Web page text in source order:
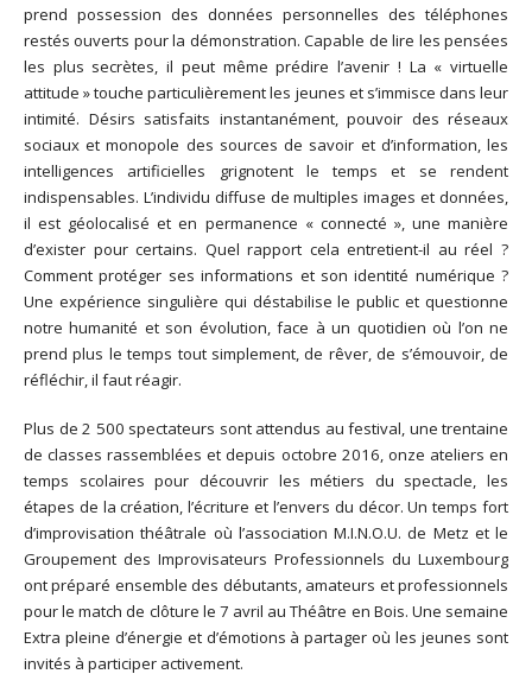
prend possession des données personnelles des téléphones
restés ouverts pour la démonstration. Capable de lire les pensées
les plus secrètes, il peut même prédire l’avenir ! La « virtuelle
attitude » touche particulièrement les jeunes et s’immisce dans leur
intimité. Désirs satisfaits instantanément, pouvoir des réseaux
sociaux et monopole des sources de savoir et d’information, les
intelligences artificielles grignotent le temps et se rendent
indispensables. L’individu diffuse de multiples images et données,
il est géolocalisé et en permanence « connecté », une manière
d’exister pour certains. Quel rapport cela entretient-il au réel ?
Comment protéger ses informations et son identité numérique ?
Une expérience singulière qui déstabilise le public et questionne
notre humanité et son évolution, face à un quotidien où l’on ne
prend plus le temps tout simplement, de rêver, de s’émouvoir, de
réfléchir, il faut réagir.
Plus de 2 500 spectateurs sont attendus au festival, une trentaine
de classes rassemblées et depuis octobre 2016, onze ateliers en
temps scolaires pour découvrir les métiers du spectacle, les
étapes de la création, l’écriture et l’envers du décor. Un temps fort
d’improvisation théâtrale où l’association M.I.N.O.U. de Metz et le
Groupement des Improvisateurs Professionnels du Luxembourg
ont préparé ensemble des débutants, amateurs et professionnels
pour le match de clôture le 7 avril au Théâtre en Bois. Une semaine
Extra pleine d’énergie et d’émotions à partager où les jeunes sont
invités à participer activement.